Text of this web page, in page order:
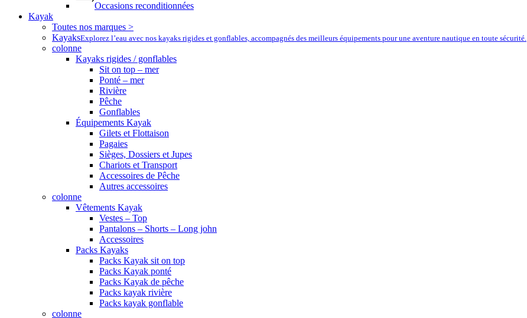
Occasions reconditionnées
Kayak
Toutes nos marques >
KayaksExplorez l’eau avec nos kayaks rigides et gonflables, accompagnés des meilleurs équipements pour une aventure nautique en toute sécurité.
colonne
Kayaks rigides / gonflables
Sit on top – mer
Ponté – mer
Rivière
Pêche
Gonflables
Équipements Kayak
Gilets et Flottaison
Pagaies
Sièges, Dossiers et Jupes
Chariots et Transport
Accessoires de Pêche
Autres accessoires
colonne
Vêtements Kayak
Vestes – Top
Pantalons – Shorts – Long john
Accessoires
Packs Kayaks
Packs Kayak sit on top
Packs Kayak ponté
Packs Kayak de pêche
Packs kayak rivière
Packs kayak gonflable
colonne